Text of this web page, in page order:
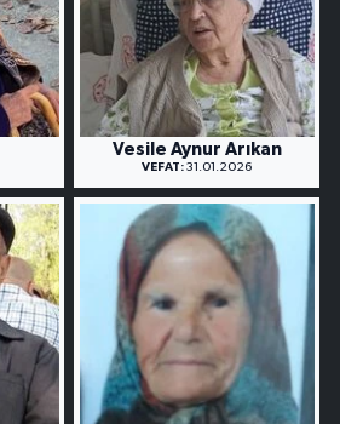
Vesile Aynur Arıkan
VEFAT: 31.01.2026